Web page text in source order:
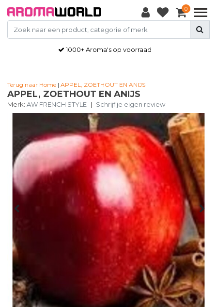
0
1000+ Aroma's op voorraad
Terug naar Home | APPEL, ZOETHOUT EN ANIJS
APPEL, ZOETHOUT EN ANIJS
Merk: AW FRENCH STYLE | Schrijf je eigen review